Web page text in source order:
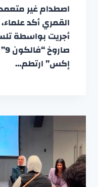
اصطدام غير
القمري أكد
أجريت بواسطة
إكس” ارتطم…